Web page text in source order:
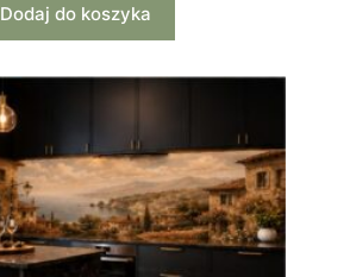
Dodaj do koszyka